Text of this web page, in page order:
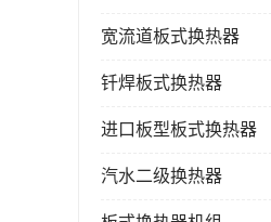
宽流道板式换热器
钎焊板式换热器
进口板型板式换热器
汽水二级换热器